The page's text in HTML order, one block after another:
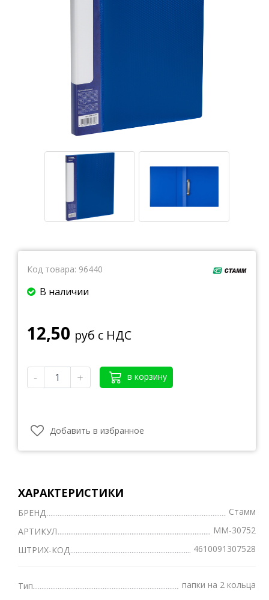
Ватманы, калька, бумага миллиметровая, форматки
Бумага для художественных и дизайнерских работ
Грамоты, дипломы, благодарности
Канцелярские книги, книги учета
Бумага писчая, газетная, копирка
Код товара: 96440
В наличии
12,50 руб с НДС
- + в корзину
Добавить в избранное
ХАРАКТЕРИСТИКИ
БРЕНД
Стамм
АРТИКУЛ
ММ-30752
ШТРИХ-КОД
4610091307528
Тип
папки на 2 кольца